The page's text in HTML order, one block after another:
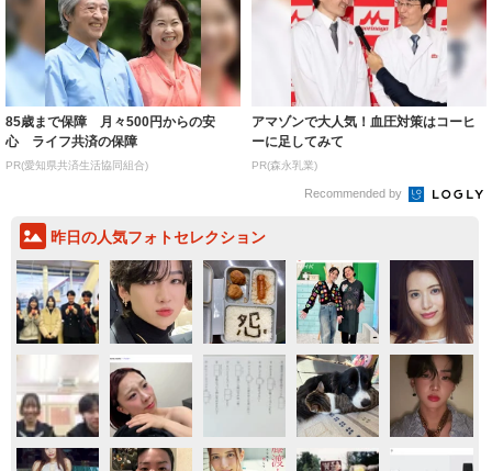
85歳まで保障 月々500円からの安
心 ライフ共済の保障
PR(愛知県共済生活協同組合)
アマゾンで大人気！血圧対策はコーヒ
ーに足してみて
PR(森永乳業)
Recommended by
昨日の人気フォトセレクション